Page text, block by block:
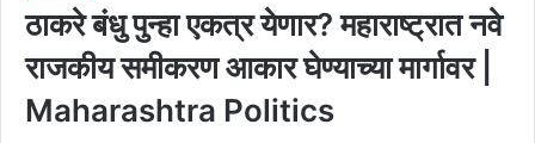
ठाकरे बंधु पुन्हा एकत्र येणार? महाराष्ट्रात नवे
राजकीय समीकरण आकार घेण्याच्या मार्गावर |
Maharashtra Politics